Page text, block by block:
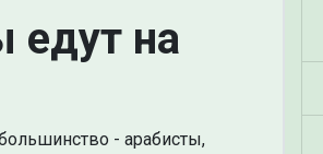
едут на
- арабисты,